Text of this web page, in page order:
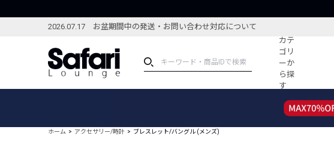
2026.07.17 お盆期間中の発送・お問い合わせ対応について
カテ
ゴリ
ーか
ら探
す
ブランドから探す
特集記事
ホーム アクセサリー/時計 ブレスレット/バングル (メンズ)